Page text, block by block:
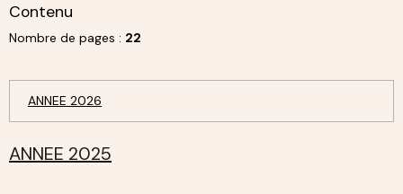
Contenu
Nombre de pages : 22
ANNEE 2026
ANNEE 2025